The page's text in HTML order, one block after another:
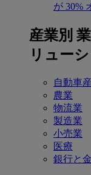
が 30%
産業別
リュー
自動車
農業
物流業
製造業
小売業
医療
銀行と